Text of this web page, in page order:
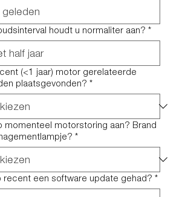
houdt u normaliter aan? *
(<1 jaar) motor gerelateerde
plaatsgevonden? *
momenteel motorstoring aan? Brand
*
recent een software update gehad? *